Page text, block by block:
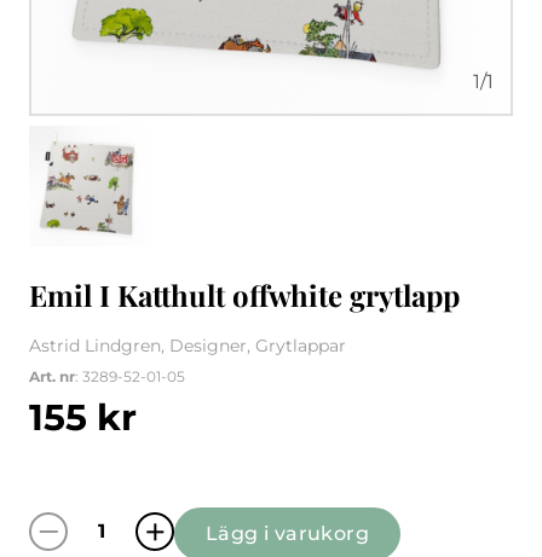
1/1
Emil I Katthult offwhite grytlapp
Astrid Lindgren, Designer, Grytlappar
Art. nr: 3289-52-01-05
155 kr
Emil I Katthult offwhite grytlapp mängd
Lägg i varukorg